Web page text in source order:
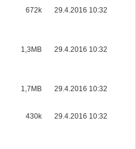
672k 29.4.2016 10:32
1,3MB 29.4.2016 10:32
1,7MB 29.4.2016 10:32
430k 29.4.2016 10:32